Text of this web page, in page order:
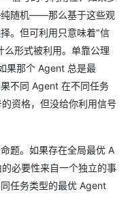
随机——那么基于这些观
。但可利用只意味着"信
形式被利用。单靠公理
果那个 Agent 总是最
不同 Agent 在不同任务
资格，但没给你利用信号
题。如果存在全局最优 A
必要性来自一个独立的事
任务类型的最优 Agent